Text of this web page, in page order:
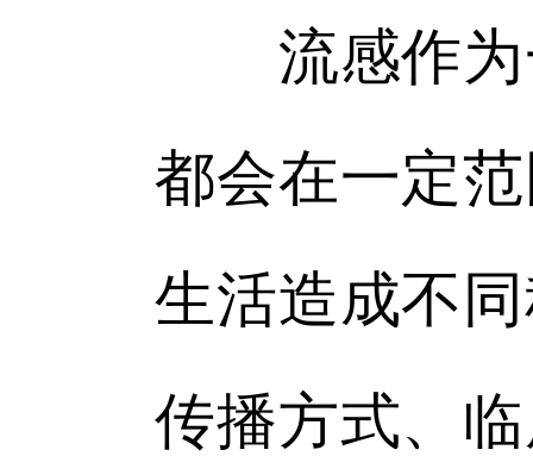
流感作为
都会在一定
生活造成不
传播方式、